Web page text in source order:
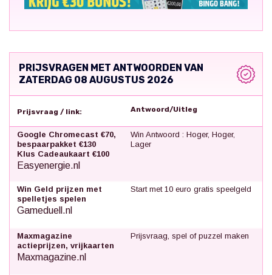
PRIJSVRAGEN MET ANTWOORDEN VAN
ZATERDAG 08 AUGUSTUS 2026
Prijsvraag / link: Antwoord/Uitleg
Google Chromecast €70,
bespaarpakket €130
Klus Cadeaukaart €100
Easyenergie.nl
Win Antwoord : Hoger, Hoger,
Lager
Win Geld prijzen met
spelletjes spelen
Gameduell.nl
Start met 10 euro gratis speelgeld
Maxmagazine
actieprijzen, vrijkaarten
Maxmagazine.nl
Prijsvraag, spel of puzzel maken